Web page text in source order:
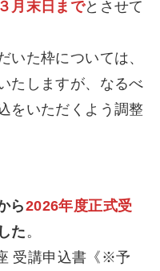
月末日までとさせて
いた枠については、
たしますが、なるべ
をいただくよう調整
ら2026年度正式受
た。
受講申込書《※予